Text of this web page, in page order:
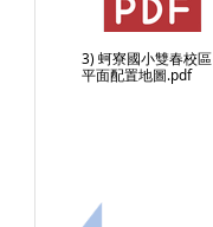
3) 蚵寮國小雙春校區
平面配置地圖.pdf